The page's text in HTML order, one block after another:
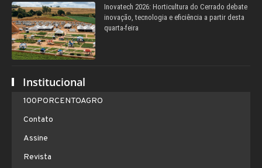
Inovatech 2026: Horticultura do Cerrado debate
inovação, tecnologia e eficiência a partir desta
quarta-feira
Institucional
100PORCENTOAGRO
Contato
Assine
Revista